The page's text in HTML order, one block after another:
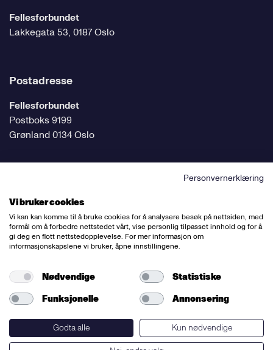
Fellesforbundet
Lakkegata 53, 0187 Oslo
Postadresse
Fellesforbundet
Postboks 9199
Grønland 0134 Oslo
Følg oss på sosiale medier
Nettredaktør:Willy Bergsnov
Varsling og etiske retningslinjer
Redegjørelse etter åpenhetsloven
Personvernerklæring
Vi bruker cookies
Vi kan kan komme til å bruke cookies for å analysere besøk på nettsiden, med
formål om å forbedre nettstedet vårt, vise personlig tilpasset innhold og for å
gi deg en flott nettstedopplevelse. For mer informasjon om
informasjonskapslene vi bruker, åpne innstillingene.
Nødvendige
Statistiske
Funksjonelle
Annonsering
Godta alle
Kun nødvendige